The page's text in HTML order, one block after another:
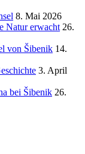
8. Mai 2026
Natur erwacht 26.
von Šibenik 14.
3. April
bei Šibenik 26.